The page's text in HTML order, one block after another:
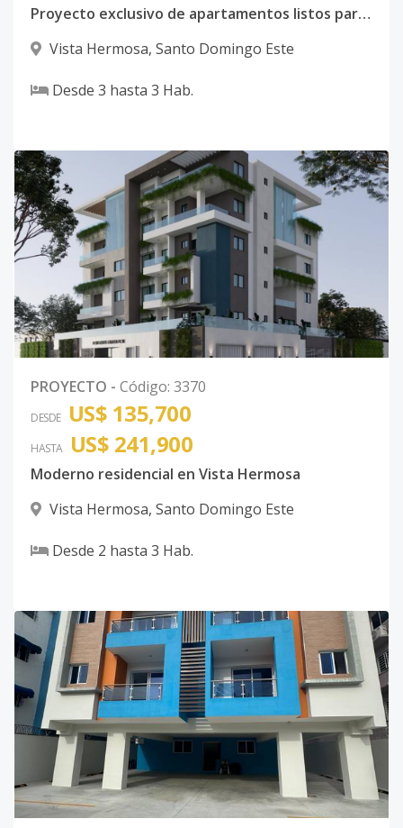
Proyecto exclusivo de apartamentos listos para entrega
Vista Hermosa, Santo Domingo Este
Desde 3 hasta 3 Hab.
PROYECTO - Código: 3370
DESDE US$ 135,700
HASTA US$ 241,900
Moderno residencial en Vista Hermosa
Vista Hermosa, Santo Domingo Este
Desde 2 hasta 3 Hab.